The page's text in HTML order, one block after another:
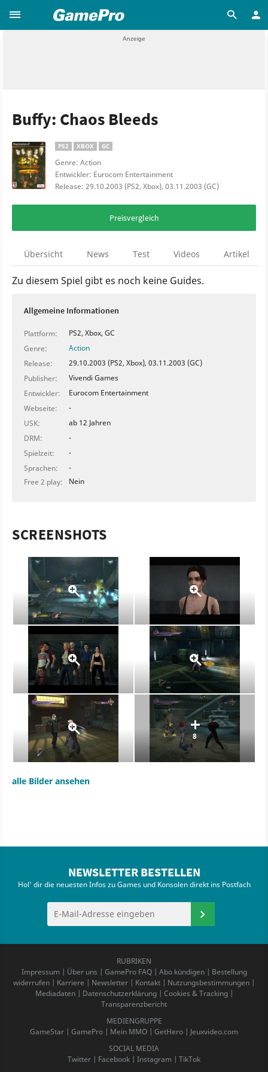
Buffy: Chaos Bleeds
PS2 XBOX GC
Genre: Action
Entwickler: Eurocom Entertainment
Release: 29.10.2003 (PS2, Xbox), 03.11.2003 (GC)
Preisvergleich
Übersicht News Test Videos Artikel
Zu diesem Spiel gibt es noch keine Guides.
Allgemeine Informationen
Plattform:
PS2, Xbox, GC
Genre:
Action
Release:
29.10.2003 (PS2, Xbox), 03.11.2003 (GC)
Publisher:
Vivendi Games
Entwickler:
Eurocom Entertainment
Webseite:
-
USK:
ab 12 Jahren
DRM:
-
Spielzeit:
-
Sprachen:
-
Free 2 play:
Nein
SCREENSHOTS
8
alle Bilder ansehen
NEWSLETTER BESTELLEN
Hol' dir die neuesten Infos zu Games und Konsolen direkt ins Postfach
RUBRIKEN
Impressum| Über uns | GamePro FAQ| Abo kündigen| Bestellung
widerrufen | Karriere | Newsletter | Kontakt | Nutzungsbestimmungen |
Mediadaten| Datenschutzerklärung| Cookies & Tracking|
Transparenzbericht
MEDIENGRUPPE
GameStar | GamePro | Mein MMO | GetHero | Jeuxvideo.com
SOCIAL MEDIA
Twitter | Facebook | Instagram | TikTok